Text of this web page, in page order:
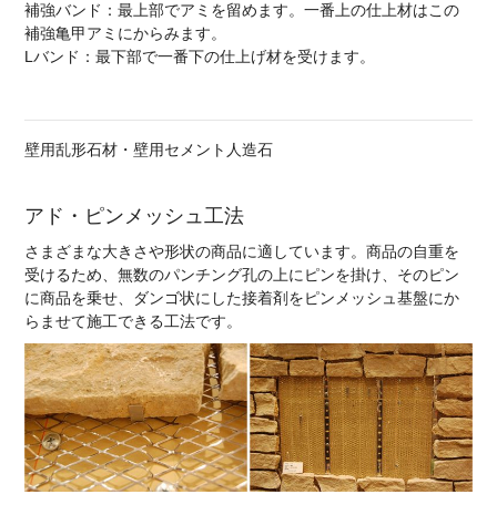
補強バンド：最上部でアミを留めます。一番上の仕上材はこの
補強亀甲アミにからみます。
Lバンド：最下部で一番下の仕上げ材を受けます。
壁用乱形石材・壁用セメント人造石
アド・ピンメッシュ工法
さまざまな大きさや形状の商品に適しています。商品の自重を
受けるため、無数のパンチング孔の上にピンを掛け、そのピン
に商品を乗せ、ダンゴ状にした接着剤をピンメッシュ基盤にか
らませて施工できる工法です。